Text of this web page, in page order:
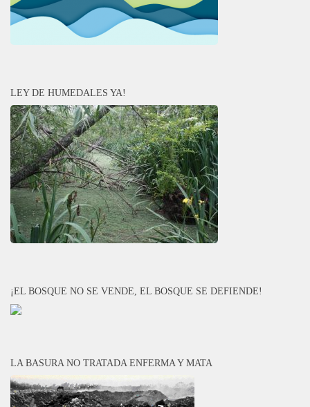
LEY DE HUMEDALES YA!
¡EL BOSQUE NO SE VENDE, EL BOSQUE SE DEFIENDE!
LA BASURA NO TRATADA ENFERMA Y MATA